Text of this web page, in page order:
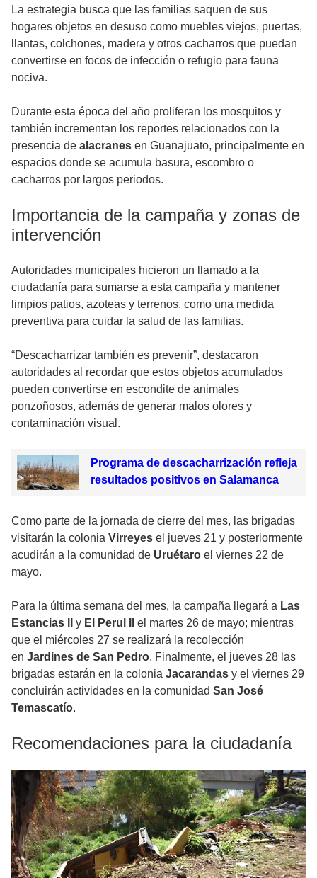
La estrategia busca que las familias saquen de sus
hogares objetos en desuso como muebles viejos, puertas,
llantas, colchones, madera y otros cacharros que puedan
convertirse en focos de infección o refugio para fauna
nociva.
Durante esta época del año proliferan los mosquitos y
también incrementan los reportes relacionados con la
presencia de alacranes en Guanajuato, principalmente en
espacios donde se acumula basura, escombro o
cacharros por largos periodos.
Importancia de la campaña y zonas de
intervención
Autoridades municipales hicieron un llamado a la
ciudadanía para sumarse a esta campaña y mantener
limpios patios, azoteas y terrenos, como una medida
preventiva para cuidar la salud de las familias.
“Descacharrizar también es prevenir”, destacaron
autoridades al recordar que estos objetos acumulados
pueden convertirse en escondite de animales
ponzoñosos, además de generar malos olores y
contaminación visual.
Programa de descacharrización refleja
resultados positivos en Salamanca
Como parte de la jornada de cierre del mes, las brigadas
visitarán la colonia Virreyes el jueves 21 y posteriormente
acudirán a la comunidad de Uruétaro el viernes 22 de
mayo.
Para la última semana del mes, la campaña llegará a Las
Estancias II
y El Perul II
el martes 26 de mayo; mientras
que el miércoles 27 se realizará la recolección
en Jardines de San Pedro. Finalmente, el jueves 28 las
brigadas estarán en la colonia Jacarandas y el viernes 29
concluirán actividades en la comunidad San José
Temascatío.
Recomendaciones para la ciudadanía